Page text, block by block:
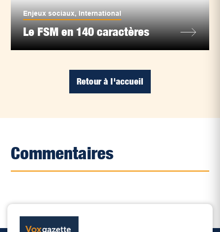
Enjeux sociaux, International
Le FSM en 140 caractères
Retour à l'accueil
Commentaires